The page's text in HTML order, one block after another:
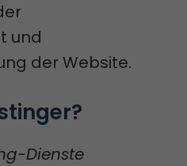
und
der Website.
Dienste